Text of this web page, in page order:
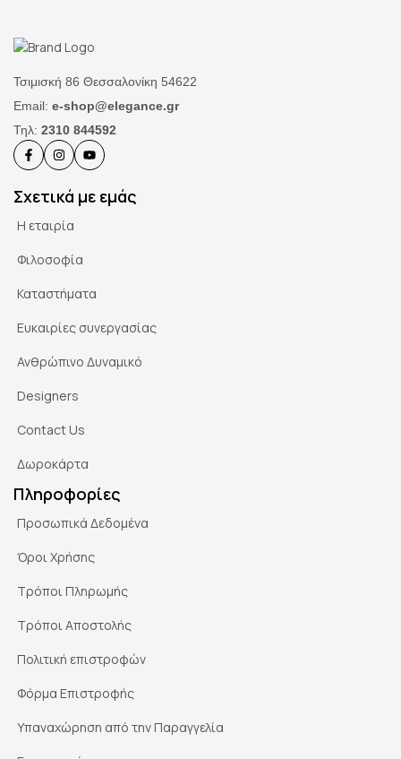
Τσιμισκή 86 Θεσσαλονίκη 54622
Email: e-shop@elegance.gr
Τηλ: 2310 844592
Σχετικά με εμάς
Η εταιρία
Φιλοσοφία
Καταστήματα
Ευκαιρίες συνεργασίας
Ανθρώπινο Δυναμικό
Designers
Contact Us
Δωροκάρτα
Πληροφορίες
Προσωπικά Δεδομένα
Όροι Χρήσης
Τρόποι Πληρωμής
Τρόποι Αποστολής
Πολιτική επιστροφών
Φόρμα Επιστροφής
Υπαναχώρηση από την Παραγγελία